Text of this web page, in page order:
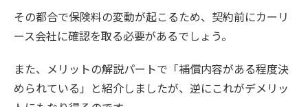
その都合で保険料の変動が起こるため、契約前にカーリ
ース会社に確認を取る必要があるでしょう。
また、メリットの解説パートで「補償内容がある程度決
められている」と紹介しましたが、逆にこれがデメリッ